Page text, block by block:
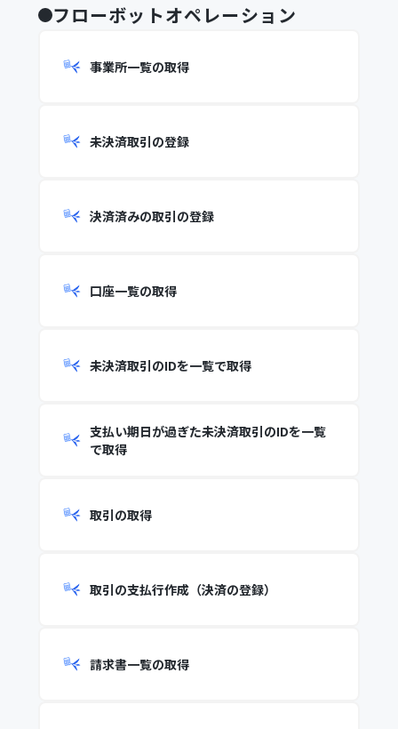
フローボットオペレーション
事業所一覧の取得
未決済取引の登録
決済済みの取引の登録
口座一覧の取得
未決済取引のIDを一覧で取得
支払い期日が過ぎた未決済取引のIDを一覧
で取得
取引の取得
取引の支払行作成（決済の登録）
請求書一覧の取得